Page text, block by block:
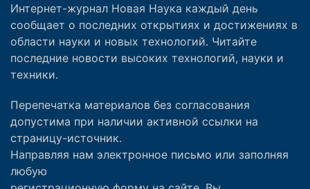
Интернет-журнал Новая Наука каждый день
сообщает о последних открытиях и достижениях в
области науки и новых технологий. Читайте
последние новости высоких технологий, науки и
техники.
Перепечатка материалов без согласования
допустима при наличии активной ссылки на
страницу-источник.
Направляя нам электронное письмо или заполняя
любую